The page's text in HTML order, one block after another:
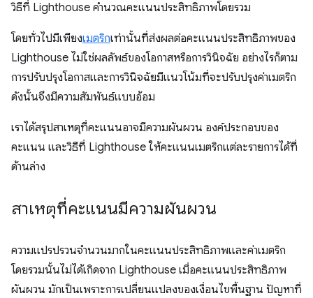
วิธีที่ Lighthouse คำนวณคะแนนประสิทธิภาพโดยรวม
โดยทั่วไปมีเพียงเมตริกเท่านั้นที่ส่งผลต่อคะแนนประสิทธิภาพของ
Lighthouse ไม่ใช่ผลลัพธ์ของโอกาสหรือการวินิจฉัย อย่างไรก็ตาม
การปรับปรุงโอกาสและการวินิจฉัยมีแนวโน้มที่จะปรับปรุงค่าเมตริก
ดังนั้นจึงมีความสัมพันธ์แบบอ้อม
เราได้สรุปสาเหตุที่คะแนนอาจมีความผันผวน องค์ประกอบของ
คะแนน และวิธีที่ Lighthouse ให้คะแนนเมตริกแต่ละรายการได้ที่
ด้านล่าง
สาเหตุที่คะแนนมีความผันผวน
ความแปรปรวนจำนวนมากในคะแนนประสิทธิภาพและค่าเมตริก
โดยรวมนั้นไม่ได้เกิดจาก Lighthouse เมื่อคะแนนประสิทธิภาพ
ผันผวน มักเป็นเพราะการเปลี่ยนแปลงของเงื่อนไขพื้นฐาน ปัญหาที่